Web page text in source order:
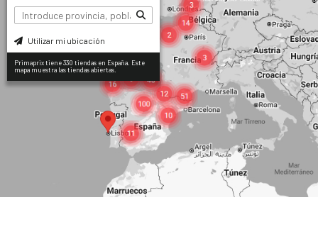
Utilizar mi ubicación
Primaprix tiene 330 tiendas en España. Este
mapa muestra las tiendas abiertas.